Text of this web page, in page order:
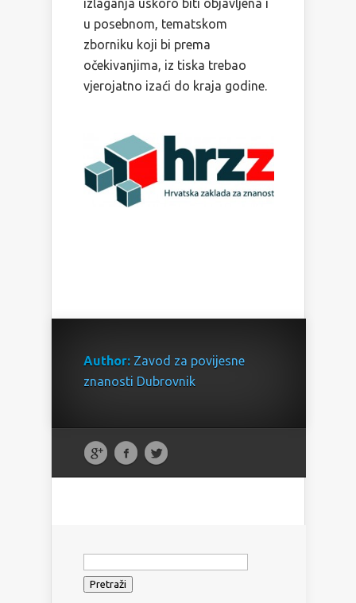
izlaganja uskoro biti objavljena i
u posebnom, tematskom
zborniku koji bi prema
očekivanjima, iz tiska trebao
vjerojatno izaći do kraja godine.
Author: Zavod za povijesne
znanosti Dubrovnik
Pretraži: